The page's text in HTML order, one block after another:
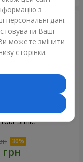
Smile"
з
дані.
Ваші
можете змінити
сторінки.